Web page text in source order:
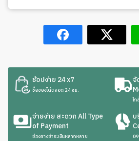
ช้อปง่าย 24 x7
ซื้อของได้ตลอด 24 ชม.
จั
ใ
จ่ายง่าย สะดวก All Type
of Payment
ช่องทางชำระเงินหลากหลาย
บ